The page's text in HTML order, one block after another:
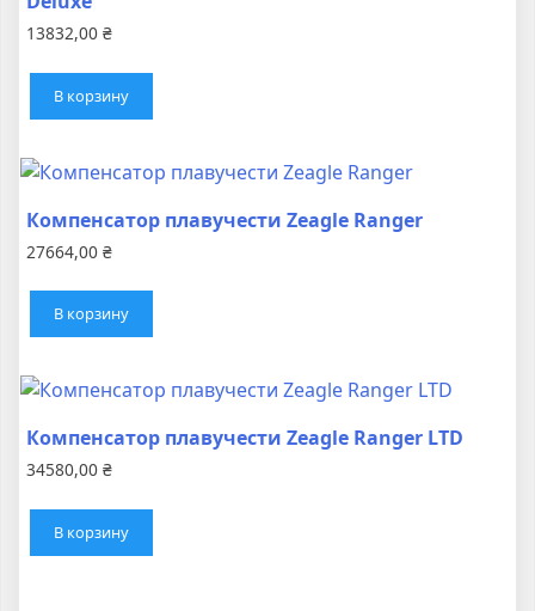
13832,00 ₴
В корзину
Компенсатор плавучести Zeagle Ranger
27664,00 ₴
В корзину
Компенсатор плавучести Zeagle Ranger LTD
34580,00 ₴
В корзину